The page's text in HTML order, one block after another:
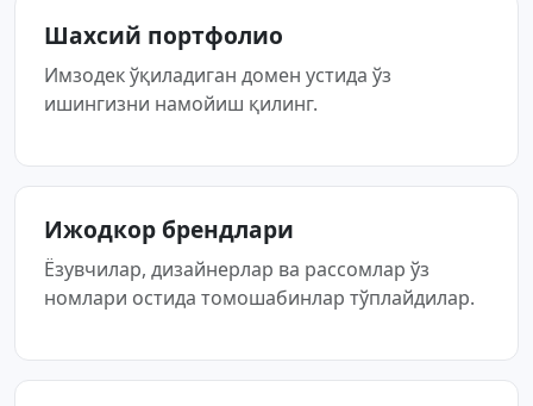
Шахсий портфолио
Имзодек ўқиладиган домен устида ўз
ишингизни намойиш қилинг.
Ижодкор брендлари
Ёзувчилар, дизайнерлар ва рассомлар ўз
номлари остида томошабинлар тўплайдилар.